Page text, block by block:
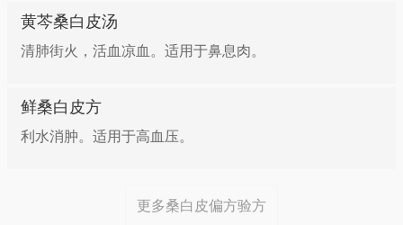
黄芩桑白皮汤
清肺街火，活血凉血。适用于鼻息肉。
鲜桑白皮方
利水消肿。适用于高血压。
更多桑白皮偏方验方